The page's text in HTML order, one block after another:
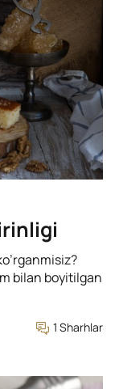
bilan boyitilgan
1 Sharhlar